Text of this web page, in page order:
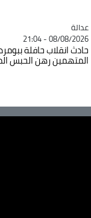
Catégorie
عدالة
08/08/2026 - 21:04
حادث انقلاب حافلة
المتهمين رهن الحبس